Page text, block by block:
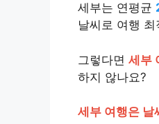
세부는 연평균
날씨로 여행
그렇다면 세부
하지 않나요?
세부 여행은 날